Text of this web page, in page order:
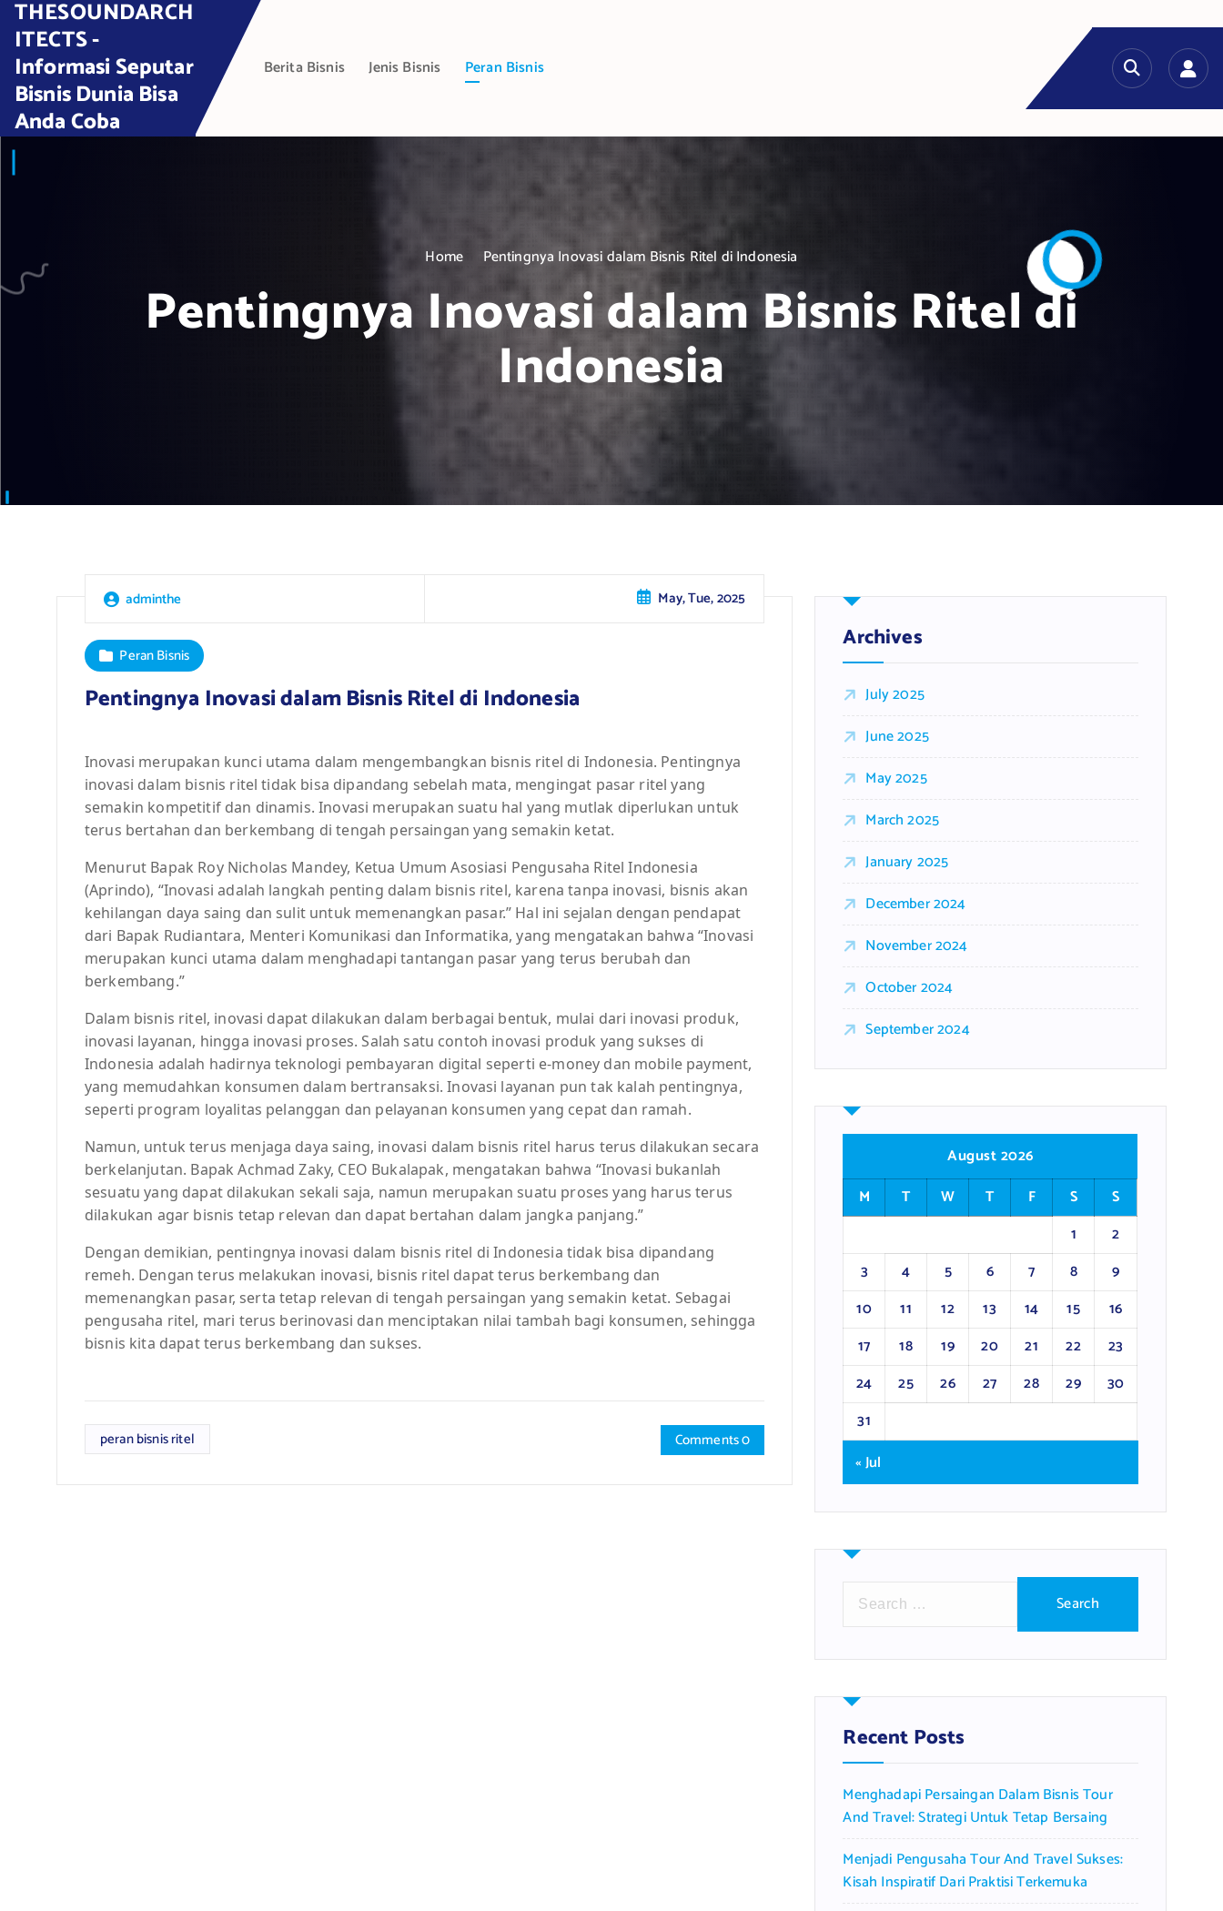
t
THESOUNDARCH
ITECTS -
Informasi Seputar
Bisnis Dunia Bisa
Anda Coba
Berita Bisnis Jenis Bisnis Peran Bisnis
Home Pentingnya Inovasi dalam Bisnis Ritel di Indonesia
Pentingnya Inovasi dalam Bisnis Ritel di
Indonesia
adminthe May, Tue, 2025
Peran Bisnis
Pentingnya Inovasi dalam Bisnis Ritel di Indonesia
Inovasi merupakan kunci utama dalam mengembangkan bisnis ritel di Indonesia. Pentingnya
inovasi dalam bisnis ritel tidak bisa dipandang sebelah mata, mengingat pasar ritel yang
semakin kompetitif dan dinamis. Inovasi merupakan suatu hal yang mutlak diperlukan untuk
terus bertahan dan berkembang di tengah persaingan yang semakin ketat.
Menurut Bapak Roy Nicholas Mandey, Ketua Umum Asosiasi Pengusaha Ritel Indonesia
(Aprindo), “Inovasi adalah langkah penting dalam bisnis ritel, karena tanpa inovasi, bisnis akan
kehilangan daya saing dan sulit untuk memenangkan pasar.” Hal ini sejalan dengan pendapat
dari Bapak Rudiantara, Menteri Komunikasi dan Informatika, yang mengatakan bahwa “Inovasi
merupakan kunci utama dalam menghadapi tantangan pasar yang terus berubah dan
berkembang.”
Dalam bisnis ritel, inovasi dapat dilakukan dalam berbagai bentuk, mulai dari inovasi produk,
inovasi layanan, hingga inovasi proses. Salah satu contoh inovasi produk yang sukses di
Indonesia adalah hadirnya teknologi pembayaran digital seperti e-money dan mobile payment,
yang memudahkan konsumen dalam bertransaksi. Inovasi layanan pun tak kalah pentingnya,
seperti program loyalitas pelanggan dan pelayanan konsumen yang cepat dan ramah.
Namun, untuk terus menjaga daya saing, inovasi dalam bisnis ritel harus terus dilakukan secara
berkelanjutan. Bapak Achmad Zaky, CEO Bukalapak, mengatakan bahwa “Inovasi bukanlah
sesuatu yang dapat dilakukan sekali saja, namun merupakan suatu proses yang harus terus
dilakukan agar bisnis tetap relevan dan dapat bertahan dalam jangka panjang.”
Dengan demikian, pentingnya inovasi dalam bisnis ritel di Indonesia tidak bisa dipandang
remeh. Dengan terus melakukan inovasi, bisnis ritel dapat terus berkembang dan
memenangkan pasar, serta tetap relevan di tengah persaingan yang semakin ketat. Sebagai
pengusaha ritel, mari terus berinovasi dan menciptakan nilai tambah bagi konsumen, sehingga
bisnis kita dapat terus berkembang dan sukses.
peran bisnis ritel Comments 0
Archives
July 2025
June 2025
May 2025
March 2025
January 2025
December 2024
November 2024
October 2024
September 2024
August 2026
M
T W T F S
S
1
2
3
4 5 6 7 8
9
10
11 12 13 14 15
16
17
18 19 20 21 22
23
24
25 26 27 28 29
30
31
« Jul
r
h
f
o
:
Recent Posts
Menghadapi Persaingan Dalam Bisnis Tour
And Travel: Strategi Untuk Tetap Bersaing
Menjadi Pengusaha Tour And Travel Sukses:
Kisah Inspiratif Dari Praktisi Terkemuka